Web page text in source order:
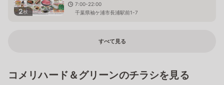
2枚
7:00-22:00
千葉県袖ケ浦市長浦駅前1-7
すべて見る
コメリハード＆グリーンのチラシを見る